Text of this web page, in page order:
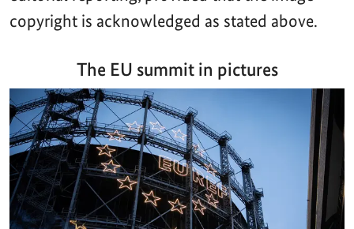
copyright is acknowledged as stated above.
The EU summit in pictures